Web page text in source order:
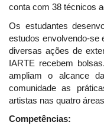
conta com 38 técnicos
Os estudantes
estudos envolvendo-se
diversas ações de
IARTE recebem
ampliam o alcance
comunidade as
artistas nas quatro
Competências: